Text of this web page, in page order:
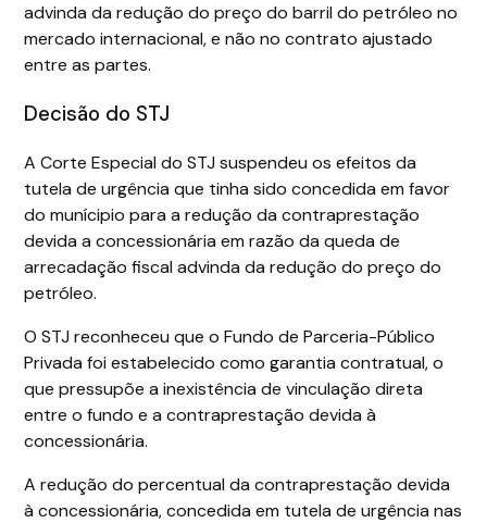
advinda da redução do preço do barril do petróleo no
mercado internacional, e não no contrato ajustado
entre as partes.
Decisão do STJ
A Corte Especial do STJ suspendeu os efeitos da
tutela de urgência que tinha sido concedida em favor
do munícipio para a redução da contraprestação
devida a concessionária em razão da queda de
arrecadação fiscal advinda da redução do preço do
petróleo.
O STJ reconheceu que o Fundo de Parceria-Público
Privada foi estabelecido como garantia contratual, o
que pressupõe a inexistência de vinculação direta
entre o fundo e a contraprestação devida à
concessionária.
A redução do percentual da contraprestação devida
à concessionária, concedida em tutela de urgência nas